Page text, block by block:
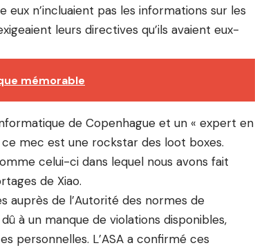
eux n’incluaient pas les informations sur les
leurs directives qu’ils avaient eux-
mémorable
de Copenhague et un « expert en
mec est une rockstar des loot boxes.
celui-ci dans lequel nous avons fait
de Xiao.
auprès de l’Autorité des normes de
à un manque de violations disponibles,
personnelles. L’ASA a confirmé ces